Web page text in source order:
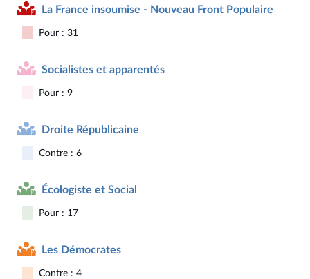
La France insoumise - Nouveau Front Populaire
Pour : 31
Socialistes et apparentés
Pour : 9
Droite Républicaine
Contre : 6
Écologiste et Social
Pour : 17
Les Démocrates
Contre : 4